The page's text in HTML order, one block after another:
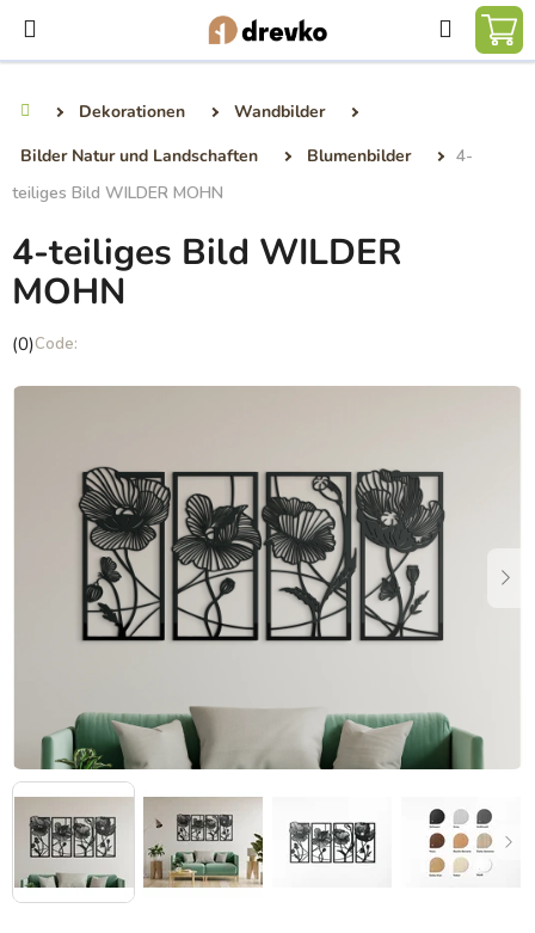
Inhalt
springen
Suchen
Dekorationen
Wandbilder
Bilder Natur und Landschaften
Blumenbilder
4-
teiliges Bild WILDER MOHN
4-teiliges Bild WILDER
MOHN
Die
Produktbewertung
(0)